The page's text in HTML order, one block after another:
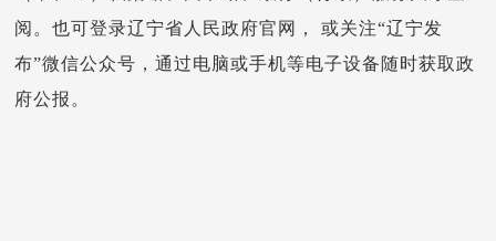
阅。也可登录辽宁省人民政府官网， 或关注“辽宁发
布”微信公众号，通过电脑或手机等电子设备随时获取政
府公报。